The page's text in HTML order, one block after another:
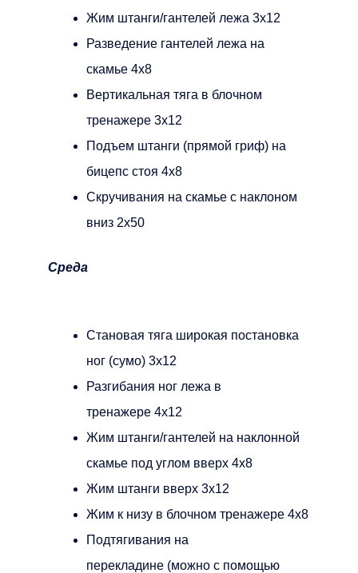
Жим штанги/гантелей лежа 3х12
Разведение гантелей лежа на
скамье 4х8
Вертикальная тяга в блочном
тренажере 3х12
Подъем штанги (прямой гриф) на
бицепс стоя 4х8
Скручивания на скамье с наклоном
вниз 2х50
Среда
Становая тяга широкая постановка
ног (сумо) 3х12
Разгибания ног лежа в
тренажере 4х12
Жим штанги/гантелей на наклонной
скамье под углом вверх 4х8
Жим штанги вверх 3х12
Жим к низу в блочном тренажере 4х8
Подтягивания на
перекладине (можно с помощью